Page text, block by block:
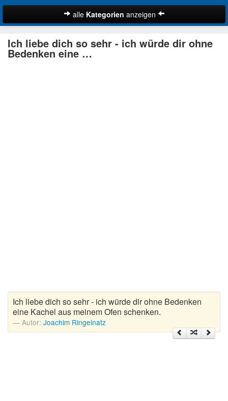
alle Kategorien anzeigen
Bibelzitate
Zitate Motivation
Zitate Reisen
Zitate Trauer und Tod
Ich liebe dich so sehr - ich würde dir ohne
Bedenken eine …
Ich liebe dich so sehr - ich würde dir ohne Bedenken
eine Kachel aus meinem Ofen schenken.
Autor: Joachim Ringelnatz